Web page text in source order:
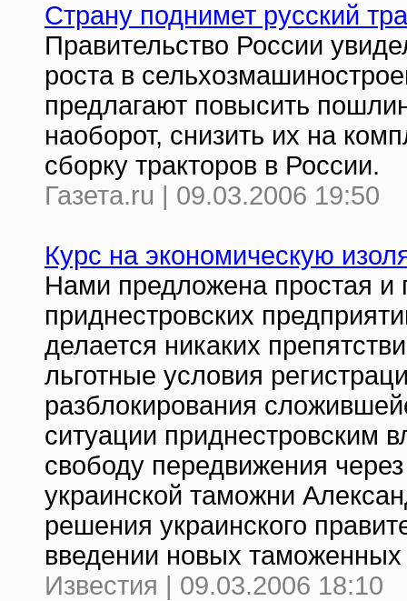
Страну поднимет русский
Правительство России
роста в
предлагают повысить
наоборот, снизить их на
сборку тракторов в России.
Газета.ru | 09.03.2006 19:50
Курс на экономическую
Нами предложена простая и
приднестровских
делается никаких
льготные условия
разблокирования
ситуации приднестровским
свободу передвижения
украинской таможни
решения украинского
введении новых
Известия | 09.03.2006 18:10